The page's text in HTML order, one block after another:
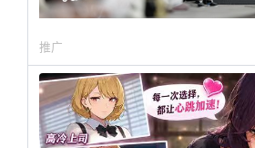
推广